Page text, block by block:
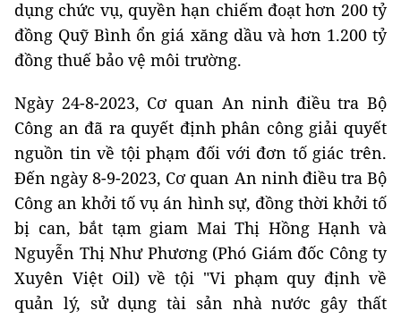
dụng chức vụ, quyền hạn chiếm đoạt hơn 200 tỷ
đồng Quỹ Bình ổn giá xăng dầu và hơn 1.200 tỷ
đồng thuế bảo vệ môi trường.
Ngày 24-8-2023, Cơ quan An ninh điều tra Bộ
Công an đã ra quyết định phân công giải quyết
nguồn tin về tội phạm đối với đơn tố giác trên.
Đến ngày 8-9-2023, Cơ quan An ninh điều tra Bộ
Công an khởi tố vụ án hình sự, đồng thời khởi tố
bị can, bắt tạm giam Mai Thị Hồng Hạnh và
Nguyễn Thị Như Phương (Phó Giám đốc Công ty
Xuyên Việt Oil) về tội "Vi phạm quy định về
quản lý, sử dụng tài sản nhà nước gây thất